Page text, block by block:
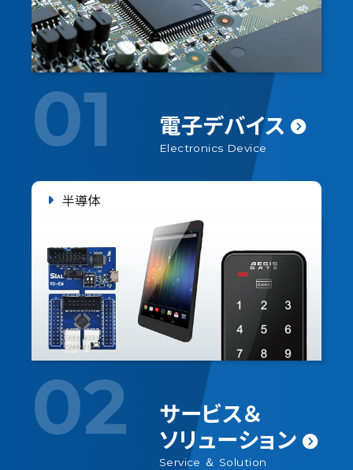
01 電子デバイス
Electronics Device
半導体
センサモジュール
MLCC
02
サービス＆
ソリューション
Service ＆ Solution